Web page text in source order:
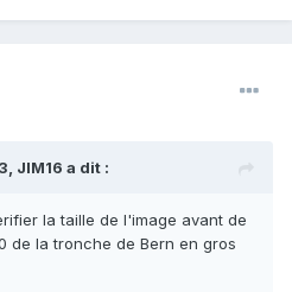
JIM16 a dit :
la taille de l'image avant de
de la tronche de Bern en gros